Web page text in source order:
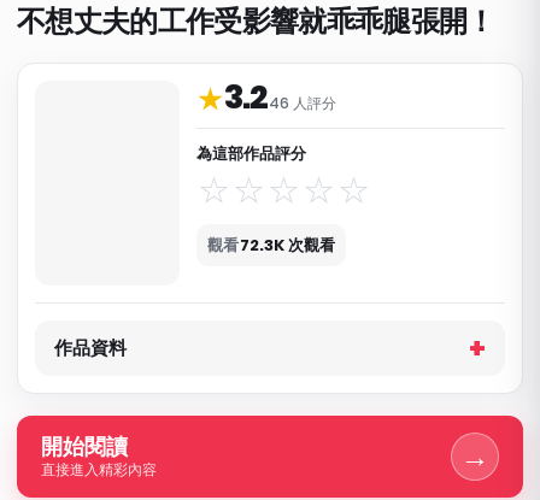
不想丈夫的工作受影響就乖乖腿張開！
★3.246 人評分
為這部作品評分
觀看72.3K 次觀看
作品資料與分類
作品資料
開始閱讀
直接進入精彩內容 →